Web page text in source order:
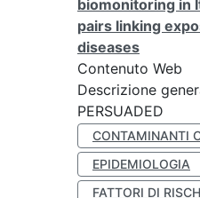
biomonitoring in
pairs linking
diseases
Contenuto Web
Descrizione
PERSUADED
CONTAMINANTI
EPIDEMIOLOGIA
FATTORI DI